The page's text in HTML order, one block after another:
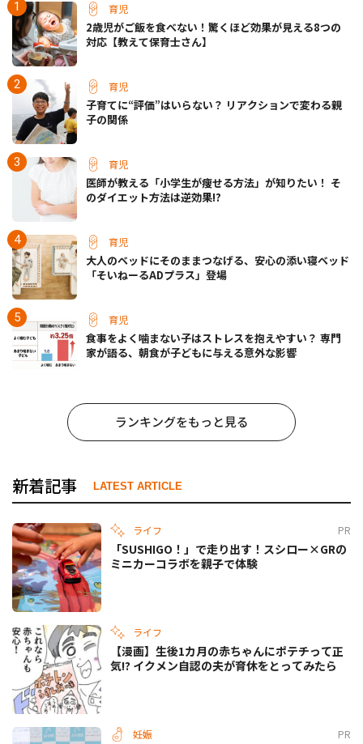
育児
2歳児がご飯を食べない！驚くほど効果が見える8つの
対応【教えて保育士さん】
育児
子育てに“評価”はいらない？ リアクションで変わる親
子の関係
育児
医師が教える「小学生が痩せる方法」が知りたい！ そ
のダイエット方法は逆効果!?
育児
大人のベッドにそのままつなげる、安心の添い寝ベッド
「そいねーるADプラス」登場
育児
食事をよく噛まない子はストレスを抱えやすい？ 専門
家が語る、朝食が子どもに与える意外な影響
ランキングをもっと見る
新着記事 LATEST ARTICLE
ライフ PR
「SUSHIGO！」で走り出す！スシロー×GRの
ミニカーコラボを親子で体験
ライフ
【漫画】生後1カ月の赤ちゃんにポテチって正
気!? イクメン自認の夫が育休をとってみたら
妊娠 PR